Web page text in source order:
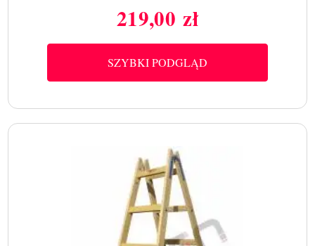
Cena
219,00 zł
SZYBKI PODGLĄD